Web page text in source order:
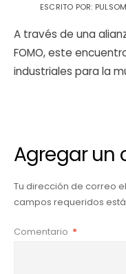
ESCRITO POR:
A través de una
FOMO, este
industriales para la
Agregar un
Tu dirección de correo
campos requeridos
Comentario *